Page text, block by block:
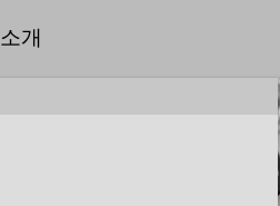
소개